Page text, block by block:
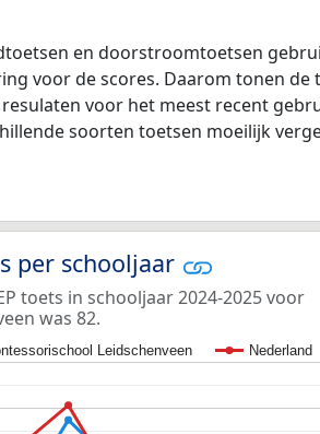
en doorstroomtoetsen
voor de scores. Daarom tonen de
voor het meest recent
soorten toetsen moeilijk
per schooljaar
toets in schooljaar 2024-2025 voor
was 82.
Leidschenveen Nederland